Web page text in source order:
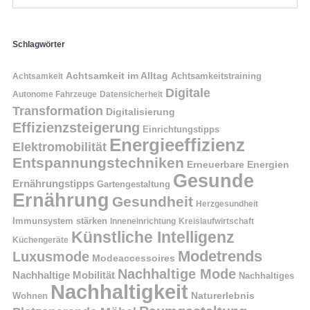
Schlagwörter
Achtsamkeit Achtsamkeit im Alltag Achtsamkeitstraining
Autonome Fahrzeuge Datensicherheit Digitale
Transformation Digitalisierung
Effizienzsteigerung Einrichtungstipps
Elektromobilität Energieeffizienz
Entspannungstechniken Erneuerbare Energien
Ernährungstipps Gartengestaltung Gesunde
Ernährung Gesundheit Herzgesundheit
Immunsystem stärken Inneneinrichtung Kreislaufwirtschaft
Küchengeräte Künstliche Intelligenz
Luxusmode Modeaccessoires Modetrends
Nachhaltige Mobilität Nachhaltige Mode Nachhaltiges
Wohnen Nachhaltigkeit Naturerlebnis